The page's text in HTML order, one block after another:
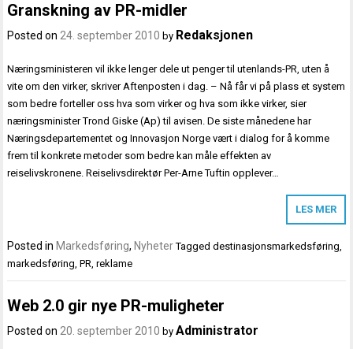
Granskning av PR-midler
Posted on24. september 2010 by Redaksjonen
Næringsministeren vil ikke lenger dele ut penger til utenlands-PR, uten å
vite om den virker, skriver Aftenposten i dag. – Nå får vi på plass et system
som bedre forteller oss hva som virker og hva som ikke virker, sier
næringsminister Trond Giske (Ap) til avisen. De siste månedene har
Næringsdepartementet og Innovasjon Norge vært i dialog for å komme
frem til konkrete metoder som bedre kan måle effekten av
reiselivskronene. Reiselivsdirektør Per-Arne Tuftin opplever…
LES MER
Posted in Markedsføring, Nyheter Taggeddestinasjonsmarkedsføring,
markedsføring,PR,reklame
Web 2.0 gir nye PR-muligheter
Posted on 20. september 2010 byAdministrator